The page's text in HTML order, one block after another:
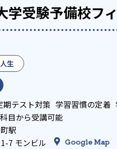
学受験予備校フ
生
期テスト対策 学習習慣の定着
目から受講可能
駅
7 モンビル
Google Map